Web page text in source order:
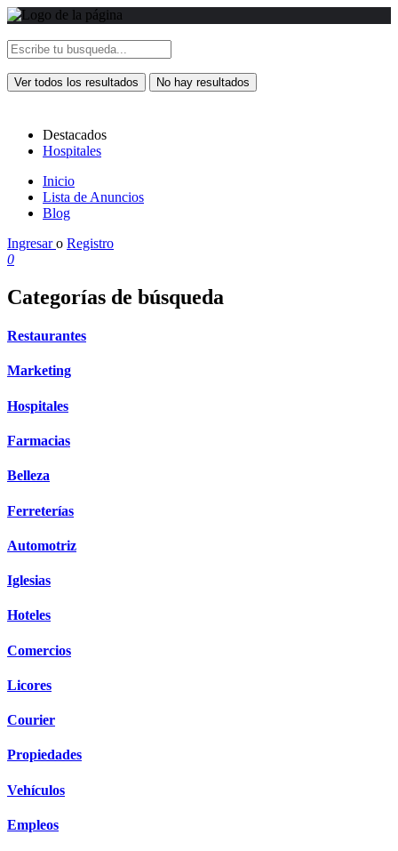
Ver todos los resultados No hay resultados
Destacados
Hospitales
Inicio
Lista de Anuncios
Blog
Ingresaro Registro
0
Categorías de búsqueda
Restaurantes
Marketing
Hospitales
Farmacias
Belleza
Ferreterías
Automotriz
Iglesias
Hoteles
Comercios
Licores
Courier
Propiedades
Vehículos
Empleos